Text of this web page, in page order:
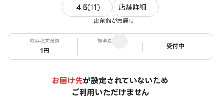
4.5(11)11件のレビュー
店舗詳細
出前館がお届け
最低注文金額
1円
標準送料
ステータス
受付中
お届け先が設定されていないため
ご利用いただけません